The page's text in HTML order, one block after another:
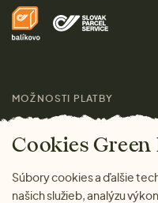
Pre médiá
Darčeky
Doprava a platba
MOŽNOSTI PLATBY
Cookies Green
Súbory cookies a ďalšie
našich služieb, analýzu